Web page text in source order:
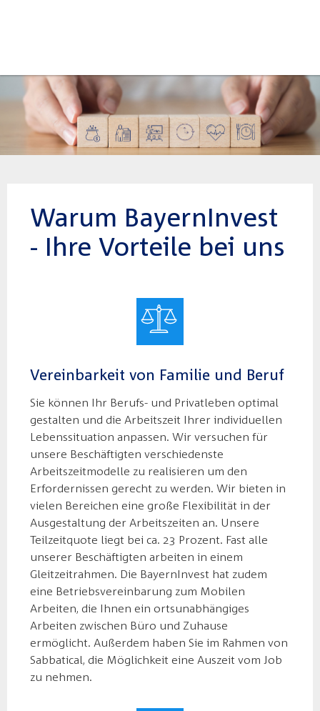
Warum BayernInvest
- Ihre Vorteile bei uns
Vereinbarkeit von Familie und Beruf
Sie können Ihr Berufs- und Privatleben optimal
gestalten und die Arbeitszeit Ihrer individuellen
Lebenssituation anpassen. Wir versuchen für
unsere Beschäftigten verschiedenste
Arbeitszeitmodelle zu realisieren um den
Erfordernissen gerecht zu werden. Wir bieten in
vielen Bereichen eine große Flexibilität in der
Ausgestaltung der Arbeitszeiten an. Unsere
Teilzeitquote liegt bei ca. 23 Prozent. Fast alle
unserer Beschäftigten arbeiten in einem
Gleitzeitrahmen. Die BayernInvest hat zudem
eine Betriebsvereinbarung zum Mobilen
Arbeiten, die Ihnen ein ortsunabhängiges
Arbeiten zwischen Büro und Zuhause
ermöglicht. Außerdem haben Sie im Rahmen von
Sabbatical, die Möglichkeit eine Auszeit vom Job
zu nehmen.